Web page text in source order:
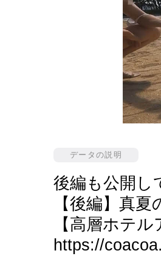
データの説明
後編も公開し
【後編】真
【高層ホテル
https://